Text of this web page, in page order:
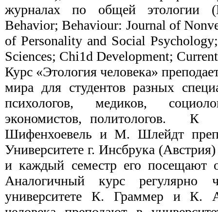
журналах по общей этологии
Behavior; Behaviour: Journal of
of Personality and Social
Sciences; Chi1d Development;
Курс «Этология человека»
мира для студентов разных
психологов, медиков,
экономистов, политологов.
К
Шифенхоевель и М. Шлейдт
Университете г. Инсбрука
и каждый семестр его посещают
Аналогичный курс регулярно
университете К. Граммер и К.